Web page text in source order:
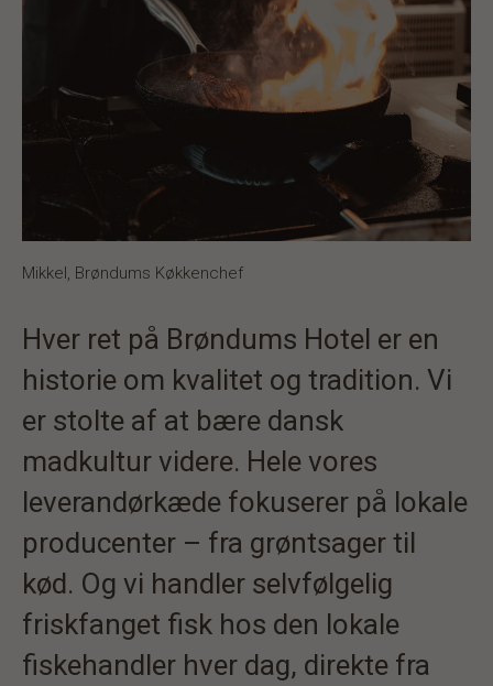
Mikkel, Brøndums Køkkenchef
Hver ret på Brøndums Hotel er en
historie om kvalitet og tradition. Vi
er stolte af at bære dansk
madkultur videre. Hele vores
leverandørkæde fokuserer på lokale
producenter – fra grøntsager til
kød. Og vi handler selvfølgelig
friskfanget fisk hos den lokale
fiskehandler hver dag, direkte fra